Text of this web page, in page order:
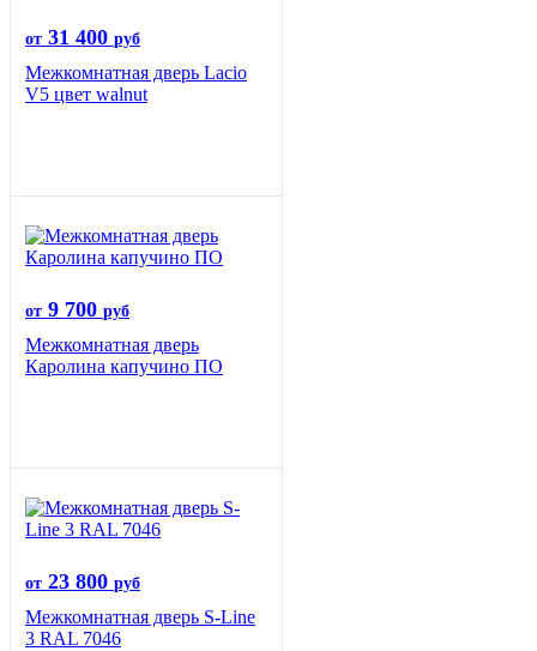
от 31 400 руб
Межкомнатная дверь Lacio
V5 цвет walnut
от 9 700 руб
Межкомнатная дверь
Каролина капучино ПО
от 23 800 руб
Межкомнатная дверь S-Line
3 RAL 7046